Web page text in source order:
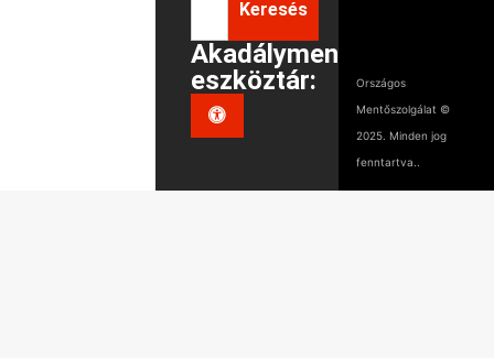
Keresés
Akadálymentes
eszköztár:
Országos
Mentőszolgálat ©
2025. Minden jog
fenntartva..